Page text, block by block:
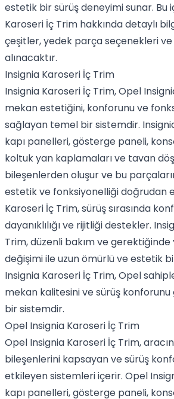
estetik bir sürüş deneyimi sunar. Bu
Karoseri İç Trim hakkında detaylı
çeşitler, yedek parça seçenekleri
alınacaktır.
Insignia Karoseri İç Trim
Insignia Karoseri İç Trim, Opel
mekan estetiğini, konforunu ve
sağlayan temel bir sistemdir.
kapı panelleri, gösterge paneli,
koltuk yan kaplamaları ve tavan
bileşenlerden oluşur ve bu
estetik ve fonksiyonelliği doğrudan
Karoseri İç Trim, sürüş sırasında
dayanıklılığı ve rijitliği destekler.
Trim, düzenli bakım ve
değişimi ile uzun ömürlü ve estetik
Insignia Karoseri İç Trim, Opel
mekan kalitesini ve sürüş
bir sistemdir.
Opel Insignia Karoseri İç Trim
Opel Insignia Karoseri İç Trim,
bileşenlerini kapsayan ve sürüş
etkileyen sistemleri içerir. Opel
kapı panelleri, gösterge paneli,